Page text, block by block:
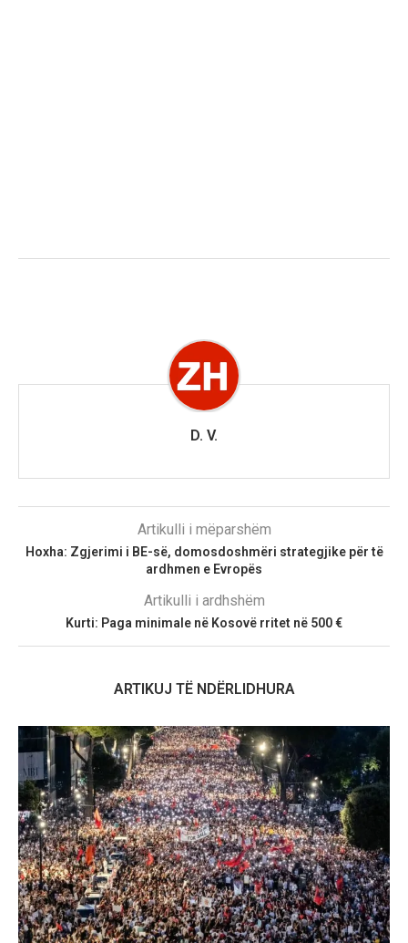
D. V.
Artikulli i mëparshëm
Hoxha: Zgjerimi i BE-së, domosdoshmëri strategjike për të
ardhmen e Evropës
Artikulli i ardhshëm
Kurti: Paga minimale në Kosovë rritet në 500 €
ARTIKUJ TË NDËRLIDHURA